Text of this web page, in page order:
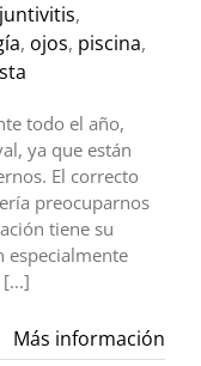
,
, ojos, piscina,
todo el año,
ya que están
El correcto
preocuparnos
tiene su
especialmente
Más información